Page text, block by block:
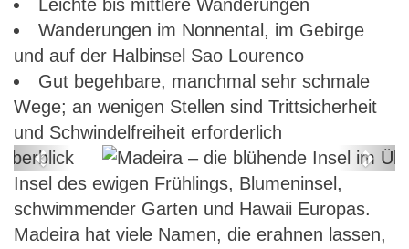
Leichte bis mittlere Wanderungen
Wanderungen im Nonnental, im Gebirge
und auf der Halbinsel Sao Lourenco
Gut begehbare, manchmal sehr schmale
Wege; an wenigen Stellen sind Trittsicherheit
und Schwindelfreiheit erforderlich
Madeira – die blühende Insel im
Überblick
Previous
Next
Insel des ewigen Frühlings, Blumeninsel,
schwimmender Garten und Hawaii Europas.
Madeira hat viele Namen, die erahnen lassen,